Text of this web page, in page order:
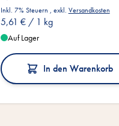
Inkl. 7% Steuern , exkl. Versandkosten
5,61 €/ 1 kg
Auf Lager
In den Warenkorb